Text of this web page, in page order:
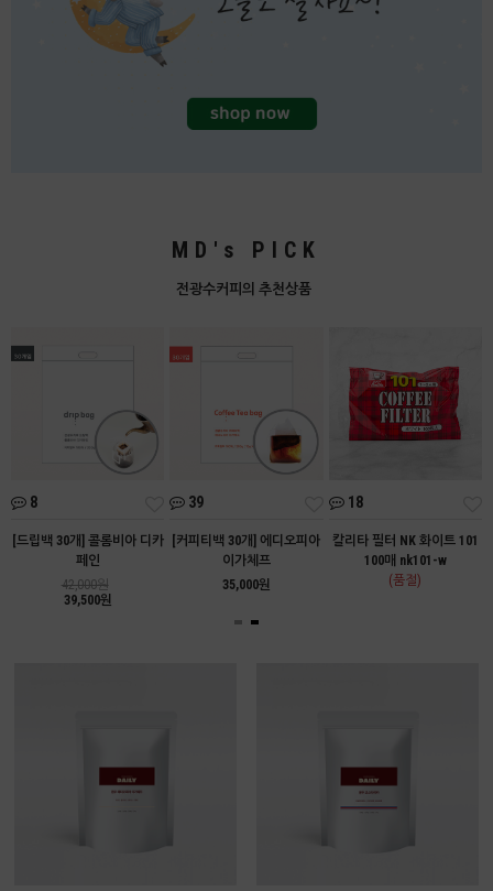
MD's PICK
전광수커피의 추천상품
8
[드립백 30개] 콜롬비아 디카
페인
42,000원
39,500원
39
[커피티백 30개] 에디오피아
이가체프
35,000원
18
칼리타 필터 NK 화이트 101
100매 nk101-w
(품절)